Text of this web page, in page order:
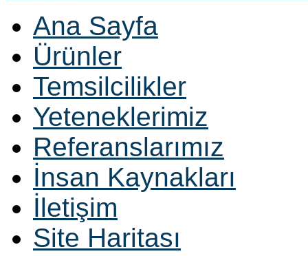
Ana Sayfa
Ürünler
Temsilcilikler
Yeteneklerimiz
Referanslarımız
İnsan Kaynakları
İletişim
Site Haritası